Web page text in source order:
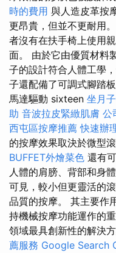
時的費用 與人造皮革按
更昂貴，但並不更耐用。
者沒有在扶手椅上使用
面。 由於它由優質材料
子的設計符合人體工學
子還配備了可調式腳踏
馬達驅動 sixteen 坐月
助 音波拉皮緊緻肌膚 公
西屯區按摩推薦快速辦
的按摩效果取決於微型
BUFFET外燴菜色 還有
人體的肩膀、背部和身
可見，較小但更靈活的
品質的按摩。 其主要作
持機械​​按摩功能運作的
領域最具創新性的解決
薦服務 Google Search